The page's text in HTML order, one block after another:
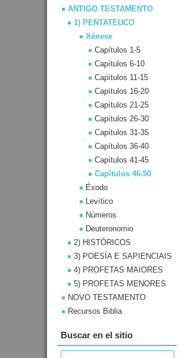
ANTIGO TESTAMENTO
1) PENTATEUCO
Xénese
Capítulos 1-5
Capítulos 6-10
Capítulos 11-15
Capítulos 16-20
Capítulos 21-25
Capítulos 26-30
Capítulos 31-35
Capítulos 36-40
Capítulos 41-45
Capítulos 46-50
Éxodo
Levítico
Números
Deuteronomio
2) HISTÓRICOS
3) POESÍA E SAPIENCIAIS
4) PROFETAS MAIORES
5) PROFETAS MENORES
NOVO TESTAMENTO
Recursos Biblia
Buscar en el sitio